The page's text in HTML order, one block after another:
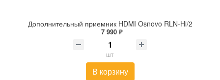
Дополнительный приемник HDMI Osnovo RLN-Hi/2
7 990 ₽
шт
В корзину